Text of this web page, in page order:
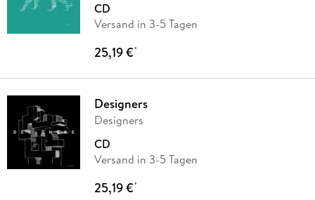
CD
Versand in 3-5 Tagen
25,19 €*
Designers
Designers
CD
Versand in 3-5 Tagen
25,19 €*